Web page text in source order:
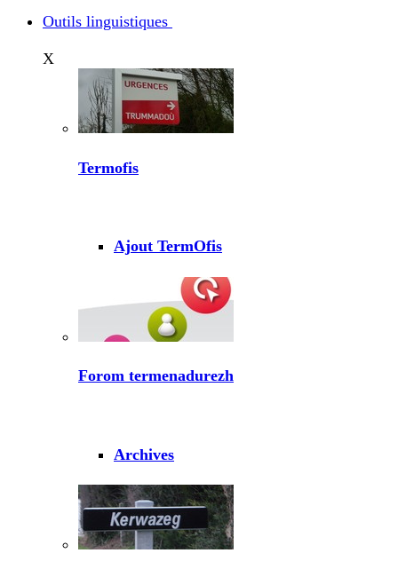
Outils linguistiques
X
Termofis
Ajout TermOfis
Forom termenadurezh
Archives